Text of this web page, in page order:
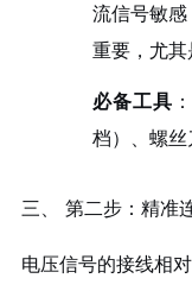
流信号敏
重要，尤其
必备工具
档）、螺丝
三、 第二步：精
电压信号的接线相